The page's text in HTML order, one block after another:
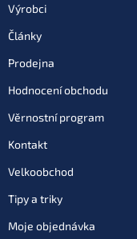
Výrobci
Články
Prodejna
Hodnocení obchodu
Věrnostní program
Kontakt
Velkoobchod
Tipy a triky
Moje objednávka